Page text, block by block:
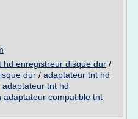
hd enregistreur disque dur /
dur / adaptateur tnt hd
adaptateur tnt hd
adaptateur compatible tnt